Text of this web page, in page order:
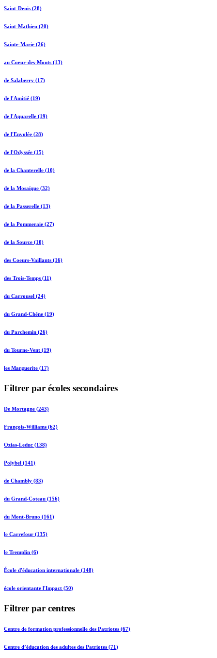
Saint-Denis (28)
Saint-Mathieu (20)
Sainte-Marie (26)
au Coeur-des-Monts (13)
de Salaberry (17)
de l'Amitié (19)
de l'Aquarelle (19)
de l'Envolée (28)
de l'Odyssée (15)
de la Chanterelle (10)
de la Mosaïque (32)
de la Passerelle (13)
de la Pommeraie (27)
de la Source (10)
des Coeurs-Vaillants (16)
des Trois-Temps (11)
du Carrousel (24)
du Grand-Chêne (19)
du Parchemin (26)
du Tourne-Vent (19)
les Marguerite (17)
Filtrer par écoles secondaires
De Mortagne (243)
François-Williams (62)
Ozias-Leduc (138)
Polybel (141)
de Chambly (83)
du Grand-Coteau (156)
du Mont-Bruno (161)
le Carrefour (135)
le Tremplin (6)
École d'éducation internationale (148)
école orientante l'Impact (50)
Filtrer par centres
Centre de formation professionnelle des Patriotes (67)
Centre d’éducation des adultes des Patriotes (71)